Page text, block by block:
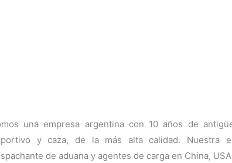
una empresa argentina con 10 años de
y caza, de la más alta calidad. Nuestra
de aduana y agentes de carga en China,